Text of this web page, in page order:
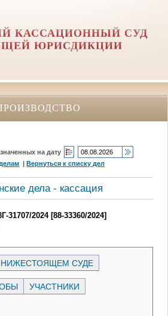
КАССАЦИОННЫЙ СУД
ЮРИСДИКЦИИ
на дату
|Вернуться к списку дел
дела - кассация
2024 [88-33360/2024]
СУДЕ
УЧАСТНИКИ